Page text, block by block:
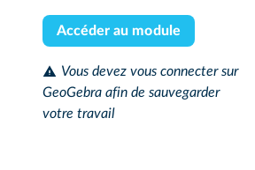
Accéder au module
Vous devez vous connecter sur
GeoGebra afin de sauvegarder
votre travail